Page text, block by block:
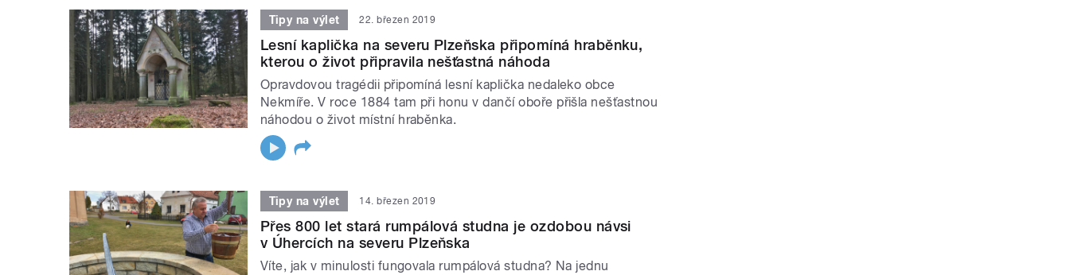
Tipy na výlet 22. březen 2019
Lesní kaplička na severu Plzeňska připomíná hraběnku,
kterou o život připravila nešťastná náhoda
Opravdovou tragédii připomíná lesní kaplička nedaleko obce
Nekmíře. V roce 1884 tam při honu v dančí oboře přišla nešťastnou
náhodou o život místní hraběnka. ​
Tipy na výlet 14. březen 2019
Přes 800 let stará rumpálová studna je ozdobou návsi
v Úhercích na severu Plzeňska
Víte, jak v minulosti fungovala rumpálová studna? Na jednu